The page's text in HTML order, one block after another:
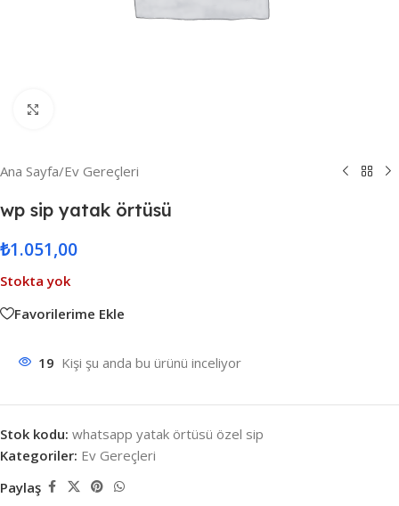
Ana Sayfa/Ev Gereçleri
wp sip yatak örtüsü
₺1.051,00
Stokta yok
Favorilerime Ekle
19 Kişi şu anda bu ürünü inceliyor
Stok kodu: whatsapp yatak örtüsü özel sip
Kategoriler: Ev Gereçleri
Paylaş